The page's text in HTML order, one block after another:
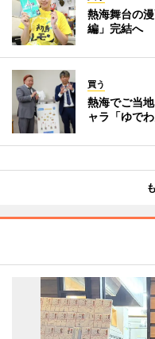
熱海舞台の
編」完結へ
買う
熱海でご当
ャラ「ゆで